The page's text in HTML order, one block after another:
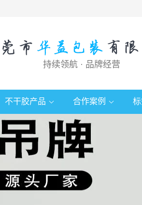
持续领航 · 品牌经营
不干胶产品 合作案例